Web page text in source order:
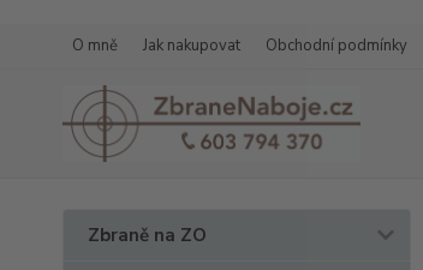
O mně Jak nakupovat Obchodní podmínky
Zbraně na ZO